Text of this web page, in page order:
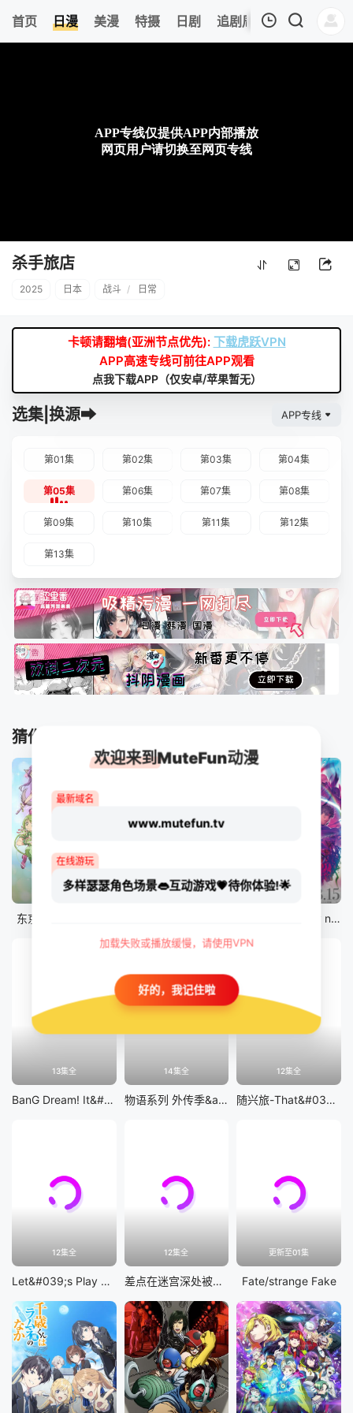
首页 日漫 美漫 特摄 日剧 追剧周表 今日更新
杀手旅店
2025 日本 战斗 / 日常
卡顿请翻墙(亚洲节点优先): 下载虎跃VPN
APP高速专线可前往APP观看
点我下载APP（仅安卓/苹果暂无）
选集|换源➡ APP专线
第01集 第02集 第03集 第04集
第05集 第06集 第07集 第08集
第09集 第10集 第11集 第12集
第13集
猜你喜欢
12集全
东京猫猫 NEW～♡
12集全 剧场版
剧场版 Fate/stay night [Heaven&#039;s Feel] III.spring song
13集全
BanG Dream! It&#039;s MyGO!!!!!
14集全
物语系列 外传季&amp;怪物季
12集全
随兴旅-That&#039;s Journey-
12集全
Let&#039;s Play 充满挑战的人生
12集全
差点在迷宫深处被信任的伙伴杀掉，但靠着天赐技能「无限扭蛋」获得等级9999的伙伴，我要向前队友和世界展开复仇&amp;「给他们好看！」
更新至01集
Fate/strange Fake
欢迎来到MuteFun动漫
最新域名
www.mutefun.tv
在线游玩
多样瑟瑟角色场景👄互动游戏💗待你体验!🌟
加载失败或播放缓慢，请使用VPN
好的，我记住啦